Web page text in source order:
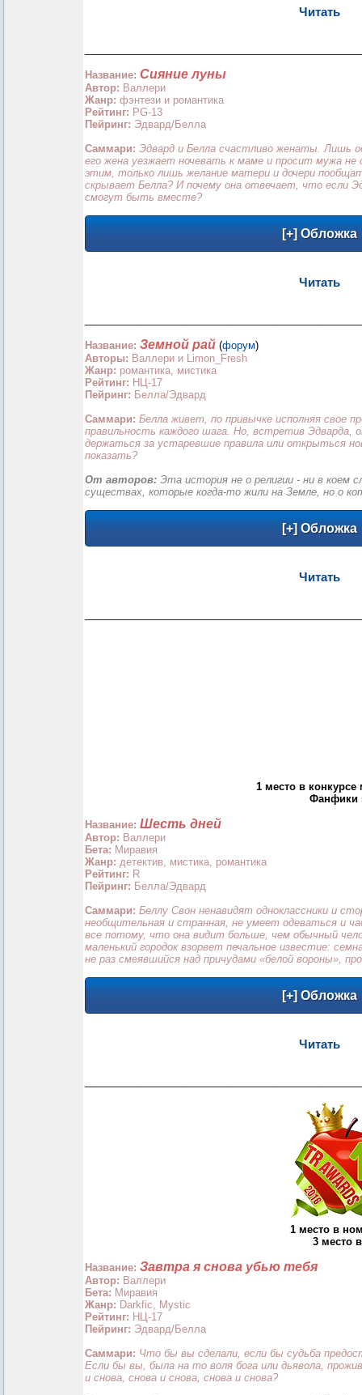
Читать
Название: Сияние луны
Автор: Валлери
Жанр: фэнтези и романтика
Рейтинг: PG-13
Пейринг: Эдвард/Белла
Саммари: Эдвард и Белла счастливо женаты. Лишь
его жена уезжает ночевать к маме и просит мужа
этим, только лишь желание матери и дочери
скрывает Белла? И почему она отвечает, что если
смогут быть вместе?
Читать
Название: Земной рай (форум)
Авторы: Валлери и Limon_Fresh
Жанр: романтика, мистика
Рейтинг: НЦ-17
Пейринг: Белла/Эдвард
Саммари: Белла живет, по привычке исполняя свое
правильность каждого шага. Но, встретив Эдварда,
держаться за устаревшие правила или открыться
показать?
От авторов: Эта история не о религии - ни в коем
существах, которые когда-то жили на Земле, но о
Читать
1 место в
Фанфики
Название: Шесть дней
Автор: Валлери
Бета: Миравия
Жанр: детектив, мистика, романтика
Рейтинг: R
Пейринг: Белла/Эдвард
Саммари: Беллу Свон ненавидят одноклассники и
необщительная и странная, не умеет одеваться и
все потому, что она видит больше, чем обычный
маленький городок взорвет печальное известие:
не раз смеявшийся над причудами «белой вороны»,
Читать
1 место в
3 место
Название: Завтра я снова убью тебя
Автор: Валлери
Бета: Миравия
Жанр: Darkfic, Mystic
Рейтинг: НЦ-17
Пейринг: Эдвард/Белла
Саммари: Что бы вы сделали, если бы судьба
Если бы вы, была на то воля бога или дьявола,
и снова, снова и снова, снова и снова?